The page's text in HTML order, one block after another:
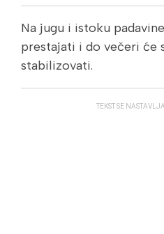
Na jugu i istoku
prestajati i do večeri će
stabilizovati.
TEKST SE